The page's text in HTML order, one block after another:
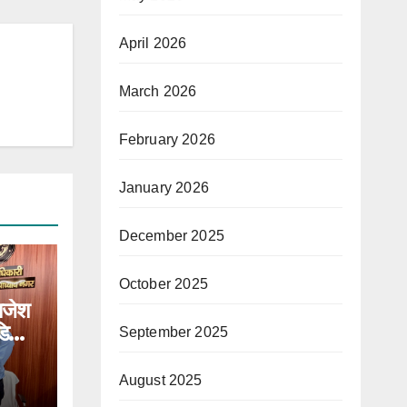
April 2026
March 2026
February 2026
January 2026
December 2025
October 2025
September 2025
August 2025